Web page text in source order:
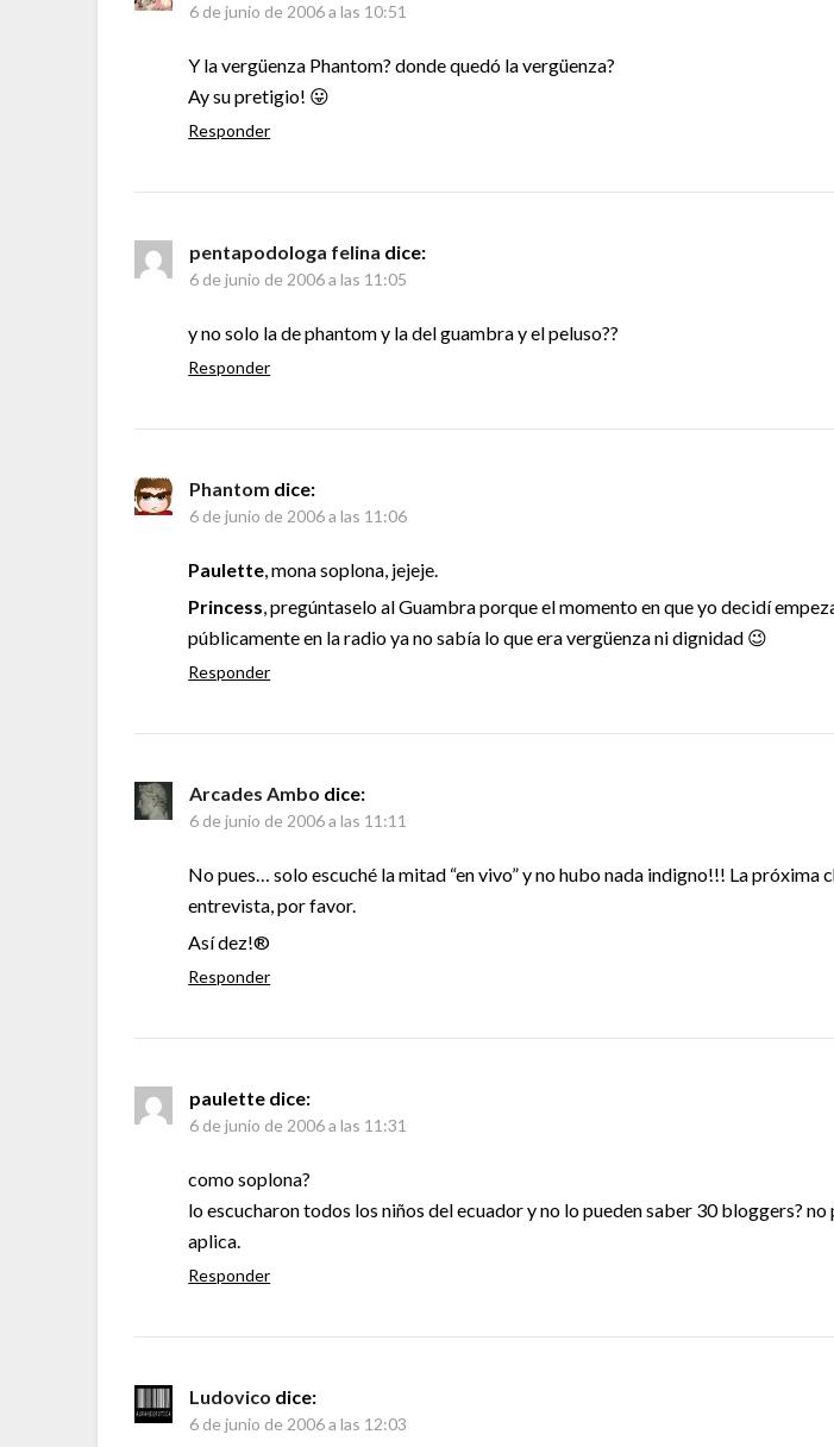
6 de junio de 2006 a las 10:51
Y la vergüenza Phantom? donde quedó la vergüenza?
Ay su pretigio! 😛
Responder
pentapodologa felina dice:
6 de junio de 2006 a las 11:05
y no solo la de phantom y la del guambra y el peluso??
Responder
Phantom dice:
6 de junio de 2006 a las 11:06
Paulette, mona soplona, jejeje.
Princess, pregúntaselo al Guambra porque el momento en que yo decidí
públicamente en la radio ya no sabía lo que era vergüenza ni dignidad 😉
Responder
Arcades Ambo dice:
6 de junio de 2006 a las 11:11
No pues… solo escuché la mitad “en vivo” y no hubo nada indigno!!! La próxima
entrevista, por favor.
Así dez!®
Responder
paulette dice:
6 de junio de 2006 a las 11:31
como soplona?
lo escucharon todos los niños del ecuador y no lo pueden saber 30 bloggers? no
aplica.
Responder
Ludovico dice:
6 de junio de 2006 a las 12:03